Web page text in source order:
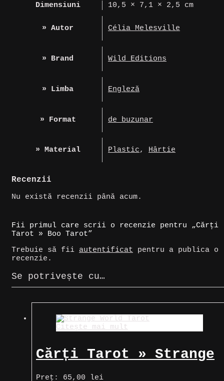
Dimensiuni
10,5 × 7,1 × 2,5 cm
» Autor Célia Melesville
» Brand Wild Editions
» Limba Engleză
» Format de buzunar
» Material Plastic, Hârtie
Recenzii
Nu există recenzii până acum.
Fii primul care scrii o recenzie pentru „Cărți
Tarot » Boo Tarot”
Trebuie să fii autentificat pentru a publica o
recenzie.
Se potrivește cu…
Citește mai mult
Cărți Tarot » Strange
World Tarot
Preț: 65,00 lei